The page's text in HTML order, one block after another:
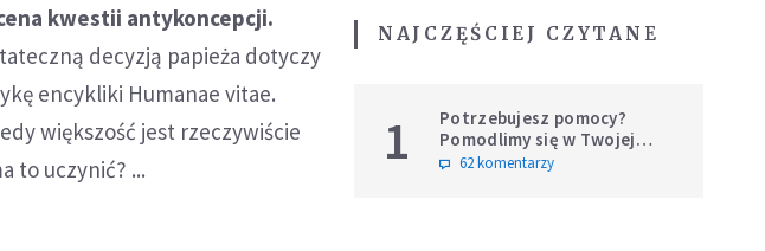
kwestii antykoncepcji.
decyzją papieża dotyczy
encykliki Humanae vitae.
większość jest rzeczywiście
to uczynić? ...
NAJCZĘŚCIEJ CZYTANE
1
Potrzebujesz pomocy?
Pomodlimy się w Twojej
intencji
62 komentarzy